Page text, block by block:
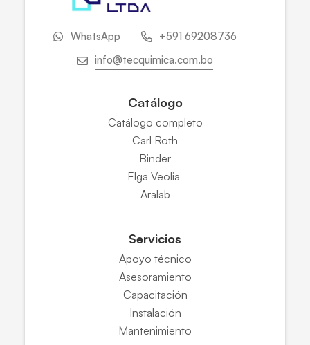
WhatsApp
+591 69208736
info@tecquimica.com.bo
Catálogo
Catálogo completo
Carl Roth
Binder
Elga Veolia
Aralab
Servicios
Apoyo técnico
Asesoramiento
Capacitación
Instalación
Mantenimiento